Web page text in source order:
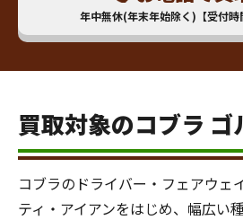
年中無休(年末年始除く)【受付
買取対象のコブラ ゴ
コブラのドライバー・フェアウェ
ティ・アイアンをはじめ、幅広い